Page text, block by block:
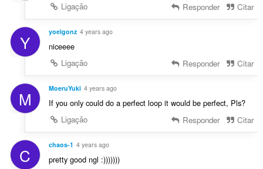
Ligação
Responder Citar
Y yoelgonz 4 years ago
niceeee
Ligação
Responder Citar
M MoeruYuki 4 years ago
If you only could do a perfect loop it would be perfect, Pls?
Ligação
Responder Citar
C chaos-1 4 years ago
pretty good ngl :)))))))